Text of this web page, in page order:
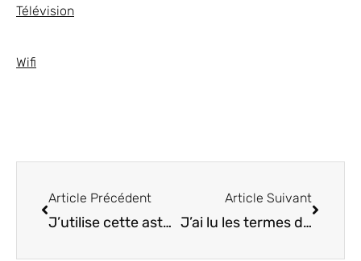
Télévision
Wifi
Article Précédent
J’utilise cette astuce pour forcer le mode lecteur sur chaque page Web et dire adieu aux publicités
Article Suivant
J’ai lu les termes de 5 générateurs d’IA populaires : vous n’êtes probablement pas propriétaire de votre contenu